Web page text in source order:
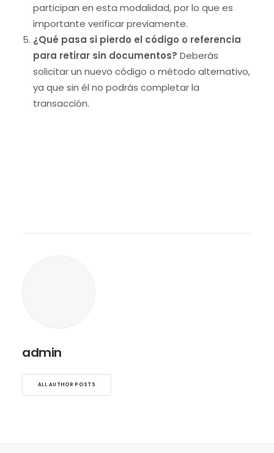
participan en esta modalidad, por lo que es
importante verificar previamente.
¿Qué pasa si pierdo el código o referencia
para retirar sin documentos? Deberás
solicitar un nuevo código o método alternativo,
ya que sin él no podrás completar la
transacción.
admin
ALL AUTHOR POSTS